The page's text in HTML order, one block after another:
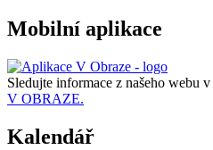
Mobilní aplikace
Sledujte informace z našeho webu v
V OBRAZE.
Kalendář